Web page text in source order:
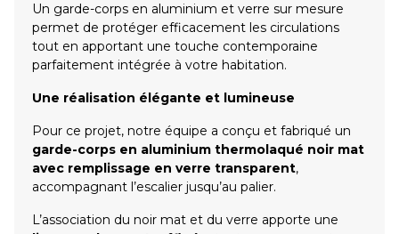
Un garde-corps en aluminium et verre sur mesure
permet de protéger efficacement les circulations
tout en apportant une touche contemporaine
parfaitement intégrée à votre habitation.
Une réalisation élégante et lumineuse
Pour ce projet, notre équipe a conçu et fabriqué un
garde-corps en aluminium thermolaqué noir mat
avec remplissage en verre transparent,
accompagnant l’escalier jusqu’au palier.
L’association du noir mat et du verre apporte une